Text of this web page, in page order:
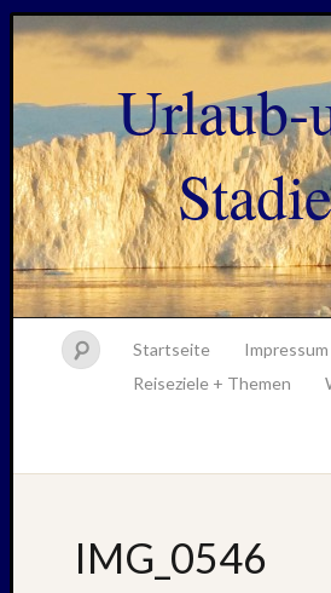
Urlaub-
Startseite
Impressum
Reiseziele + Themen
IMG_0546